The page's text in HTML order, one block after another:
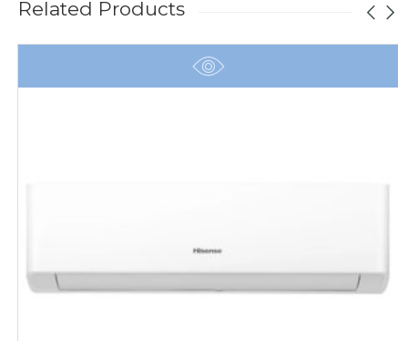
Related Products